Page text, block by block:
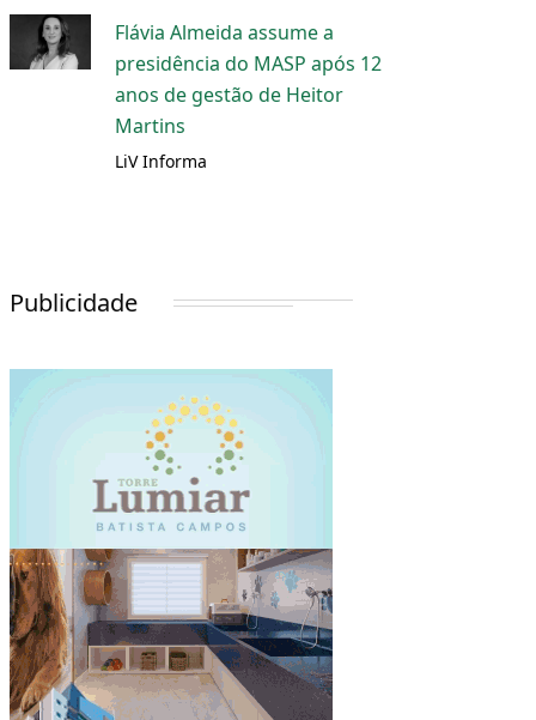
Flávia Almeida assume a
presidência do MASP após 12
anos de gestão de Heitor
Martins
LiV Informa
Publicidade